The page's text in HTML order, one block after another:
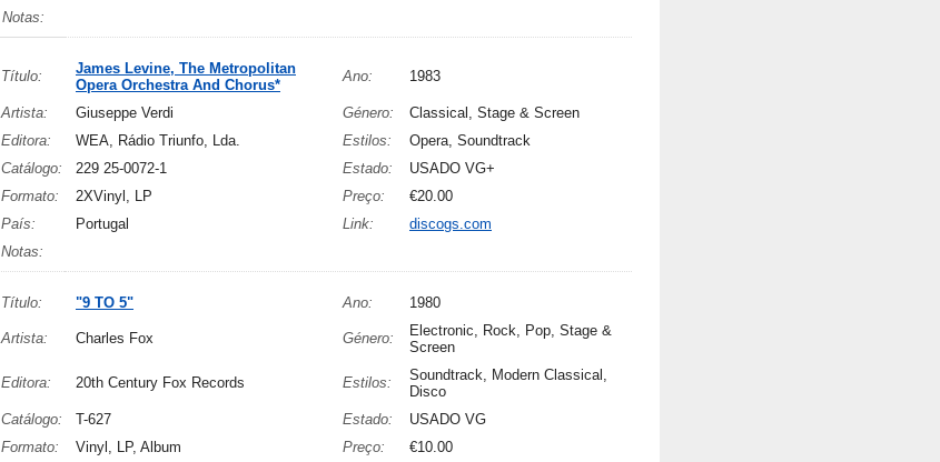
Notas:
Título:
James Levine, The Metropolitan
Opera Orchestra And Chorus*
Ano: 1983
Artista: Giuseppe Verdi Género:
Classical, Stage & Screen
Editora:
WEA, Rádio Triunfo, Lda. Estilos:
Opera, Soundtrack
Catálogo:
229 25-0072-1 Estado:
USADO VG+
Formato:
2XVinyl, LP Preço:
€20.00
País:
Portugal Link:
discogs.com
Notas:
Título: "9 TO 5" Ano: 1980
Artista: Charles Fox Género:
Electronic, Rock, Pop, Stage &
Screen
Editora: 20th Century Fox Records Estilos:
Soundtrack, Modern Classical,
Disco
Catálogo:
T-627 Estado:
USADO VG
Formato:
Vinyl, LP, Album Preço:
€10.00